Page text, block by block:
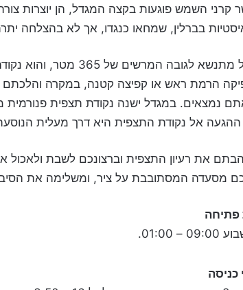
קרני השמש פוגעות בקצה המגדל, הן יוצרות
בברלין, שמחאו כנגדו, אך לא בהצלחה
המגדל מתנשא לגובה
הרמת ראש או קפיצה קטנה, במקרה והלכתם
אל נקודת התצפית היא דרך מעלית הנוסעת את 205 המטרים הללו
את רעיון התצפית וברצונכם לשבת
מסעדה המסתובבת על ציר, ומשלימה את
פתיחה
– 01:00.
כניסה